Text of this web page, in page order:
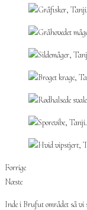
Forrige
Næste
Inde i Brufut området så